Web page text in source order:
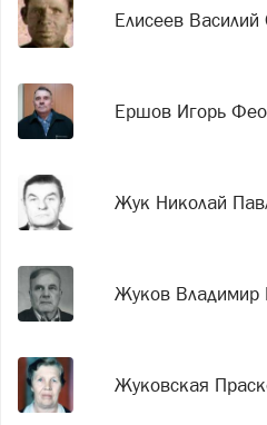
Елисеев Василий
Ершов Игорь
Жук Николай
Жуков Владимир
Жуковская